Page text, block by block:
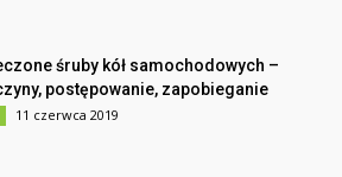
śruby kół samochodowych –
postępowanie, zapobieganie
11 czerwca 2019